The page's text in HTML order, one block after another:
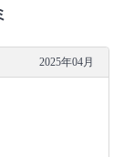
2025年04月